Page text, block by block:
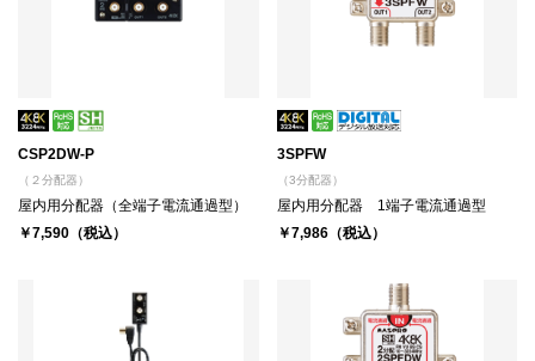
CSP2DW-P
（２分配器）
屋内用分配器（全端子電流通過型）
￥7,590（税込）
3SPFW
（3分配器）
屋内用分配器 1端子電流通過型
￥7,986（税込）